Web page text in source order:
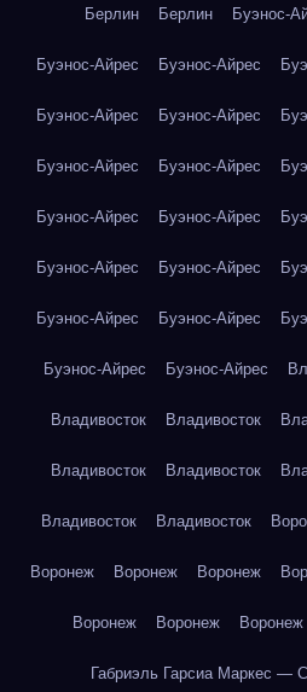
Берлин Берлин Буэнос-
Буэнос-Айрес Буэнос-Айрес
Буэнос-Айрес Буэнос-Айрес
Буэнос-Айрес Буэнос-Айрес
Буэнос-Айрес Буэнос-Айрес
Буэнос-Айрес Буэнос-Айрес
Буэнос-Айрес Буэнос-Айрес
Буэнос-Айрес Буэнос-Айрес
Владивосток Владивосток
Владивосток Владивосток
Владивосток Владивосток
Воронеж Воронеж Воронеж
Воронеж Воронеж Воронеж
Габриэль Гарсиа Маркес —